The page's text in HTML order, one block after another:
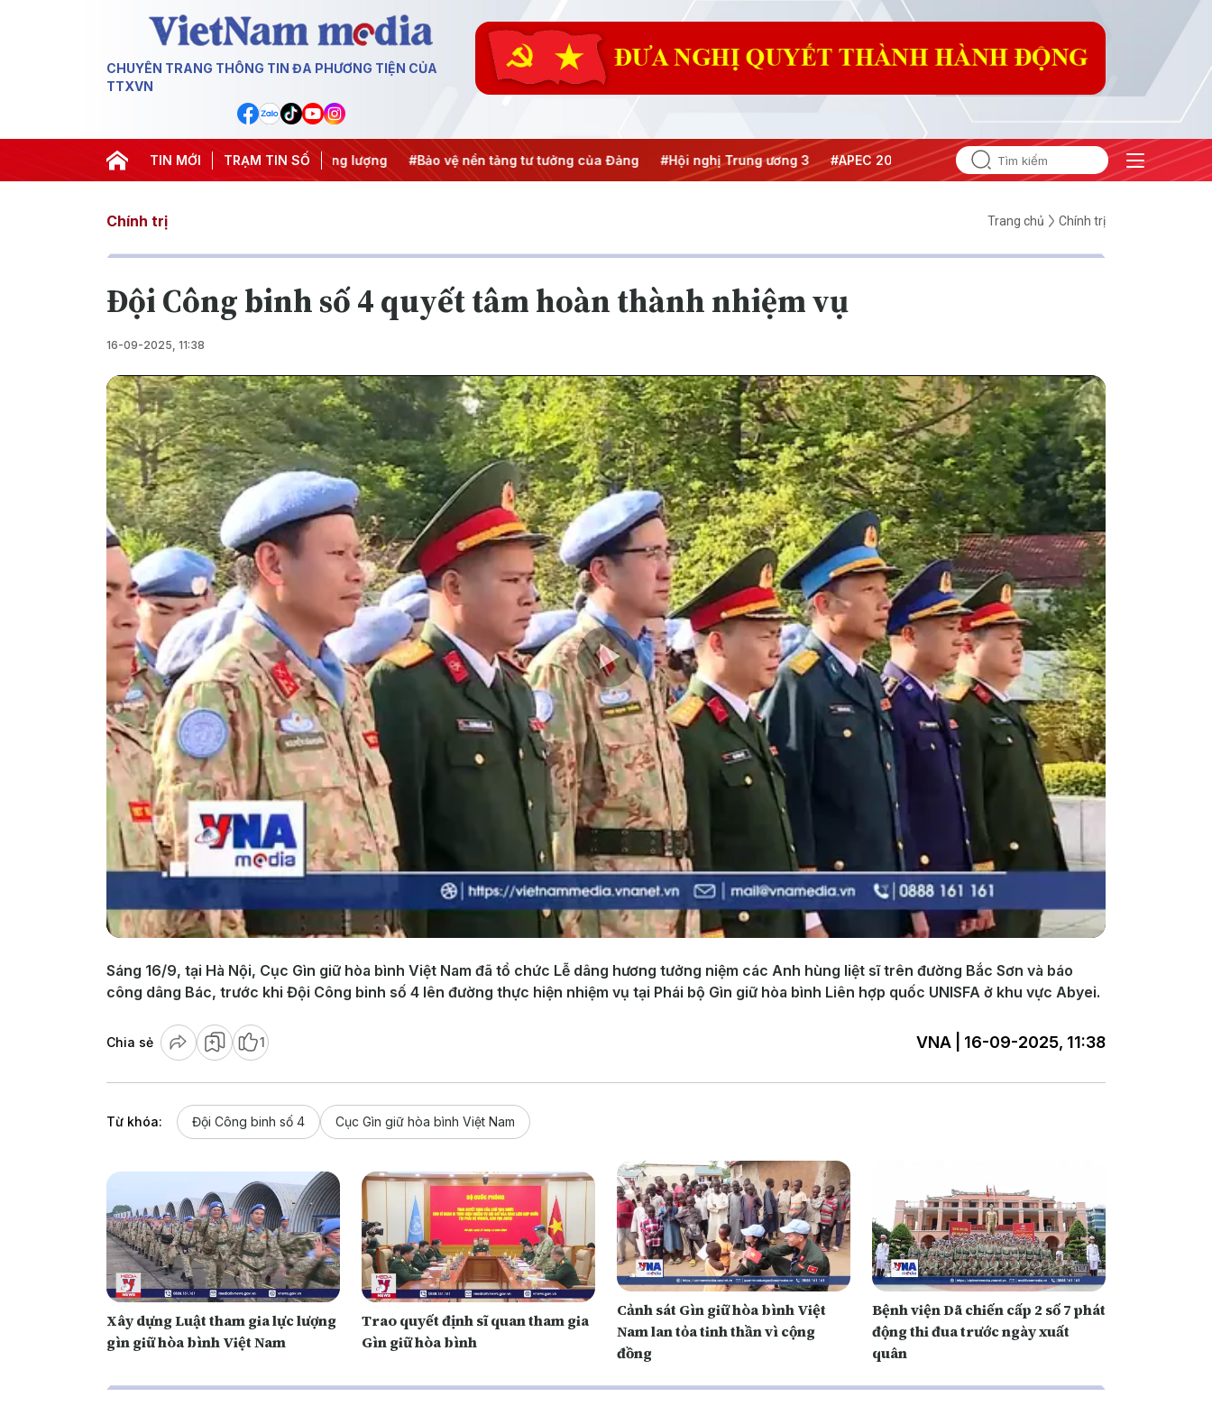
CHUYÊN TRANG THÔNG TIN ĐA PHƯƠNG TIỆN CỦA
TTXVN
TIN MỚI TRẠM TIN SỐ
#Căng thẳng Trung Đông #An ninh năng lượng #Bảo vệ nền tảng tư tưởng của Đảng #Hội nghị Trung ương 3 #APEC 2027
Chính trị Trang chủ Chính trị
Đội Công binh số 4 quyết tâm hoàn thành nhiệm vụ
16-09-2025, 11:38
Play
Video
Sáng 16/9, tại Hà Nội, Cục Gìn giữ hòa bình Việt Nam đã tổ chức Lễ dâng hương tưởng niệm các Anh hùng liệt sĩ trên đường Bắc Sơn và báo
công dâng Bác, trước khi Đội Công binh số 4 lên đường thực hiện nhiệm vụ tại Phái bộ Gìn giữ hòa bình Liên hợp quốc UNISFA ở khu vực Abyei.
Chia sẻ 1 VNA | 16-09-2025, 11:38
Từ khóa: Đội Công binh số 4 Cục Gìn giữ hòa bình Việt Nam
Xây dựng Luật tham gia lực lượng
gìn giữ hòa bình Việt Nam
Trao quyết định sĩ quan tham gia
Gìn giữ hòa bình
Cảnh sát Gìn giữ hòa bình Việt
Nam lan tỏa tinh thần vì cộng
đồng
Bệnh viện Dã chiến cấp 2 số 7 phát
động thi đua trước ngày xuất
quân